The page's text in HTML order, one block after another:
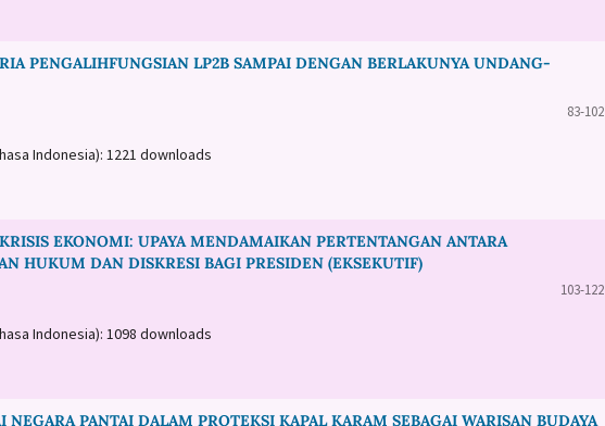
PENGALIHFUNGSIAN LP2B SAMPAI DENGAN BERLAKUNYA UNDANG-
83-102
Indonesia): 1221 downloads
EKONOMI: UPAYA MENDAMAIKAN PERTENTANGAN ANTARA
HUKUM DAN DISKRESI BAGI PRESIDEN (EKSEKUTIF)
103-122
Indonesia): 1098 downloads
PANTAI DALAM PROTEKSI KAPAL KARAM SEBAGAI WARISAN BUDAYA